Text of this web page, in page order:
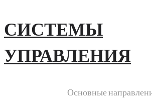
СИСТЕМЫ
УПРАВЛЕНИЯ
Основные